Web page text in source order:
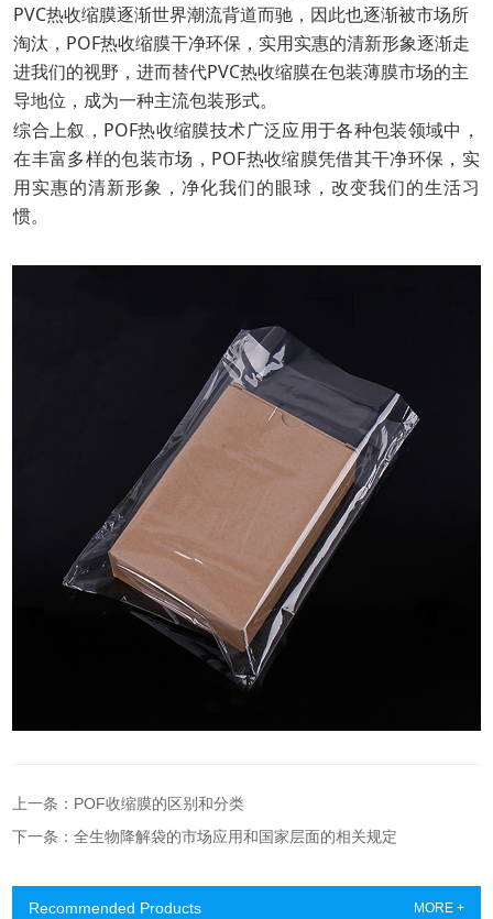
PVC热收缩膜逐渐世界潮流背道而驰，因此也逐渐被市场所
淘汰，POF热收缩膜干净环保，实用实惠的清新形象逐渐走
进我们的视野，进而替代PVC热收缩膜在包装薄膜市场的主
导地位，成为一种主流包装形式。
综合上叙， POF热收缩膜技术广泛应用于各种包装领域中，
在丰富多样的包装市场，POF热收缩膜凭借其干净环保，实
用实惠的清新形象，净化我们的眼球，改变我们的生活习
惯。
上一条：POF收缩膜的区别和分类
下一条：全生物降解袋的市场应用和国家层面的相关规定
Recommended Products MORE +